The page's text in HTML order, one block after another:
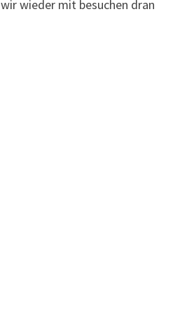
wieder mit besuchen dran